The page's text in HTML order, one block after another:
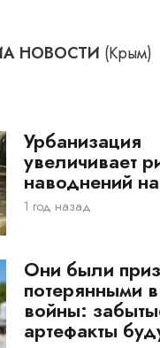
НОВОСТИ (Крым)
Урбанизация
увеличивает
наводнений
1 год назад
Они были
потерянными
войны:
артефакты